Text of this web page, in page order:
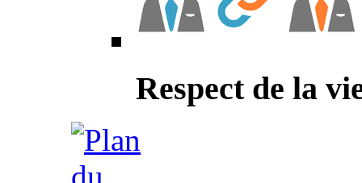
Respect de la